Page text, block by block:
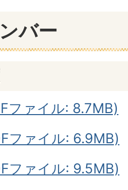
バー
ファイル: 8.7MB)
ファイル: 6.9MB)
ファイル: 9.5MB)